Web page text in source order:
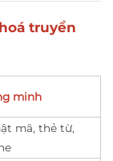
truyền
minh
mã, thẻ từ,